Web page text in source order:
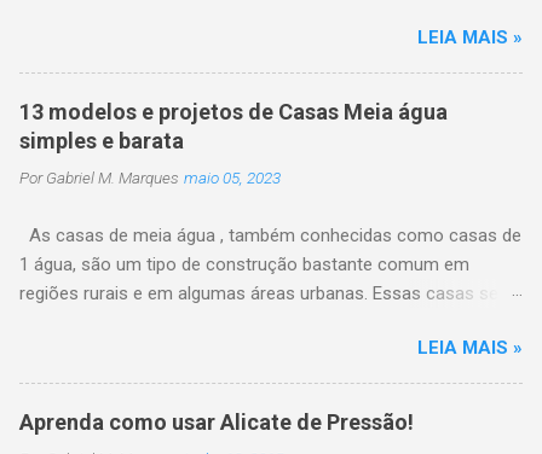
dentro do terreno. Isto é bastante fácil de fazer quando você
tem um terreno quadrado ou retangular e nesse caso o
projeto da casa só precisa seguir o formato do terreno que já
está esquadrejado, mas quando o terreno é desnivelado ou
tem medidas irregulares, então é necessário ter um pouco
mais de atenção no processo de esquadrejamento da casa. A
verificar o ângulo reto , porém limita-se aos vãos pequenos. O
esquadro deve ficar tangenciando as linhas sem as tocá-las,
quando as linhas ficarem paralelas ao esquadro garantimos o
como esquadrejar uma casa: 1 - Escolha um canto da casa
como ponto de partida e marque-o com uma estaca ...
LEIA MAIS »
13 modelos e projetos de Casas Meia água
simples e barata
PorGabriel M. Marques maio 05, 2023
As casas de meia água , também conhecidas como casas de
1 água, são um tipo de construção bastante comum em
regiões rurais e em algumas áreas urbanas. Essas casas se
responsável por escoar a água da chuva para um dos lados da
casa. A procura pela construção de casas meia água é
bastante comum para famílias com baixo orçamento ou para
quem precisa fazer uma casa de sítio ou de praia e não
LEIA MAIS »
Aprenda como usar Alicate de Pressão!